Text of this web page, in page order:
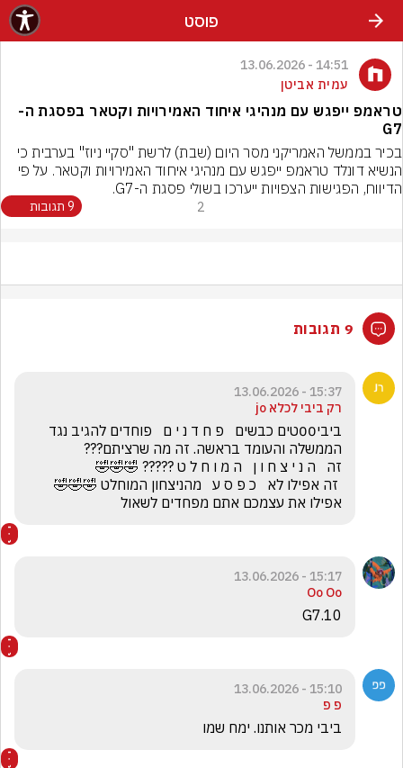
פוסט
14:51 - 13.06.2026
עמית אביטן
טראמפ ייפגש עם מנהיגי איחוד האמירויות וקטאר בפסגת ה-
G7
הדיווח, הפגישות הצפויות ייערכו בשולי פסגת ה-G7.
2 9 תגובות
9 תגובות
15:37 - 13.06.2026
רק ביבי לכלא jo
אפילו את עצמכם אתם מפחדים לשאול
15:17 - 13.06.2026
Oo Oo
G7.10
15:10 - 13.06.2026
פ פ
ביבי מכר אותנו. ימח שמו